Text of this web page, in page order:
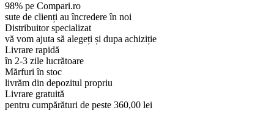
98% pe Compari.ro
sute de clienți au încredere în noi
Distribuitor specializat
vă vom ajuta să alegeți și dupa achiziție
Livrare rapidă
în 2-3 zile lucrătoare
Mărfuri în stoc
livrăm din depozitul propriu
Livrare gratuită
pentru cumpărături de peste 360,00 lei